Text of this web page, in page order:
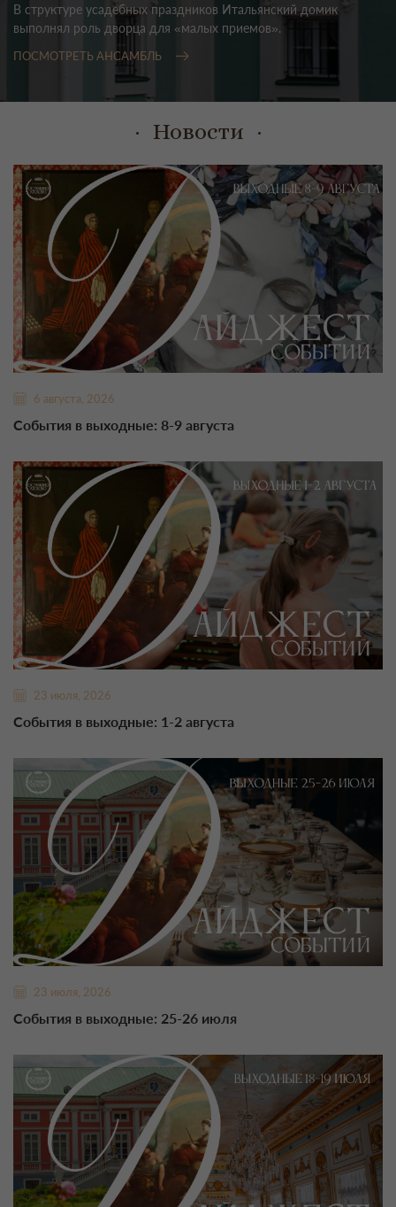
В структуре усадебных праздников Итальянский домик
выполнял роль дворца для «малых приемов».
ПОСМОТРЕТЬ АНСАМБЛЬ
Новости
6 августа, 2026
События в выходные: 8-9 августа
23 июля, 2026
События в выходные: 1-2 августа
23 июля, 2026
События в выходные: 25-26 июля